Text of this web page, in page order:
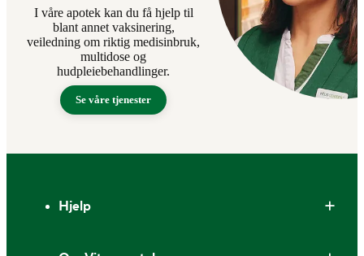
I våre apotek kan du få hjelp til
blant annet vaksinering,
veiledning om riktig medisinbruk,
multidose og
hudpleiebehandlinger.
Se våre tjenester
Hjelp